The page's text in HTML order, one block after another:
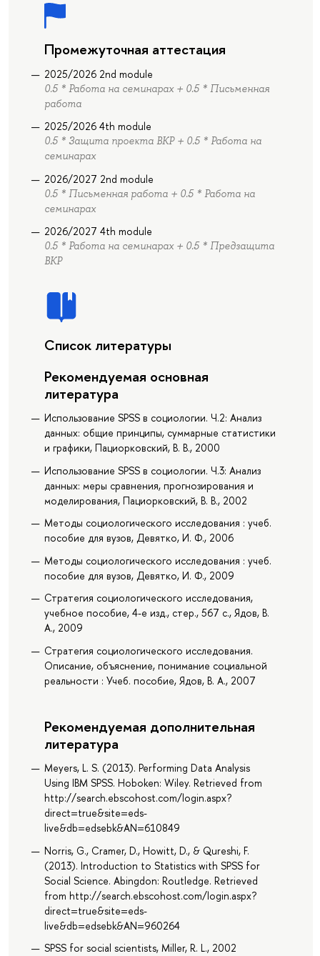
Промежуточная аттестация
2025/2026 2nd module
0.5 * Работа на семинарах + 0.5 * Письменная
работа
2025/2026 4th module
0.5 * Защита проекта ВКР + 0.5 * Работа на
семинарах
2026/2027 2nd module
0.5 * Письменная работа + 0.5 * Работа на
семинарах
2026/2027 4th module
0.5 * Работа на семинарах + 0.5 * Предзащита
ВКР
Список литературы
Рекомендуемая основная
литература
Использование SPSS в социологии. Ч.2: Анализ
данных: общие принципы, суммарные статистики
и графики, Пациорковский, В. В., 2000
Использование SPSS в социологии. Ч.3: Анализ
данных: меры сравнения, прогнозирования и
моделирования, Пациорковский, В. В., 2002
Методы социологического исследования : учеб.
пособие для вузов, Девятко, И. Ф., 2006
Методы социологического исследования : учеб.
пособие для вузов, Девятко, И. Ф., 2009
Стратегия социологического исследования,
учебное пособие, 4-е изд., стер., 567 с., Ядов, В.
А., 2009
Стратегия социологического исследования.
Описание, объяснение, понимание социальной
реальности : Учеб. пособие, Ядов, В. А., 2007
Рекомендуемая дополнительная
литература
Meyers, L. S. (2013). Performing Data Analysis
Using IBM SPSS. Hoboken: Wiley. Retrieved from
http://search.ebscohost.com/login.aspx?
direct=true&site=eds-
live&db=edsebk&AN=610849
Norris, G., Cramer, D., Howitt, D., & Qureshi, F.
(2013). Introduction to Statistics with SPSS for
Social Science. Abingdon: Routledge. Retrieved
from http://search.ebscohost.com/login.aspx?
direct=true&site=eds-
live&db=edsebk&AN=960264
SPSS for social scientists, Miller, R. L., 2002